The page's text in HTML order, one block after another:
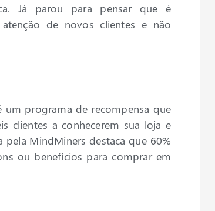
Já parou para pensar que é
de novos clientes e não
um programa de recompensa que
clientes a conhecerem sua loja e
pela MindMiners destaca que 60%
ou benefícios para comprar em